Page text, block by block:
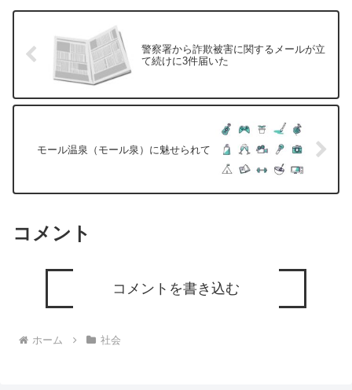
警察署から詐欺被害に関するメールが立
て続けに3件届いた
モール温泉（モール泉）に魅せられて
コメント
コメントを書き込む
ホーム 社会